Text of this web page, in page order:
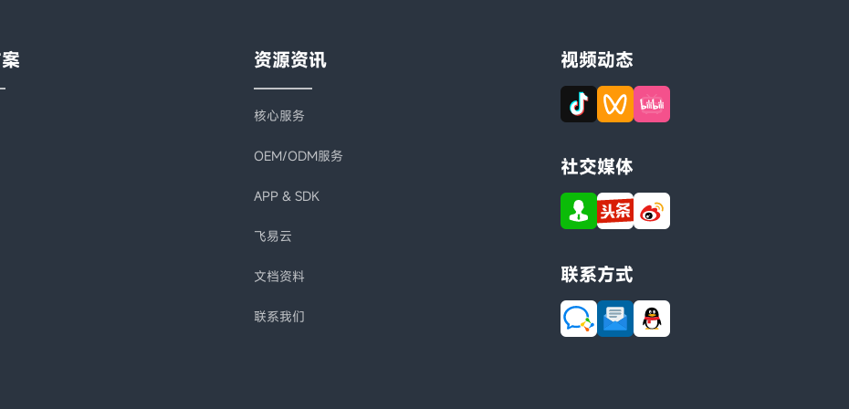
资源资讯
核心服务
OEM/ODM服务
APP & SDK
飞易云
文档资料
联系我们
视频动态
社交媒体
联系方式